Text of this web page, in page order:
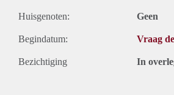
Huisgenoten: Geen
Begindatum: Vraag
Bezichtiging In